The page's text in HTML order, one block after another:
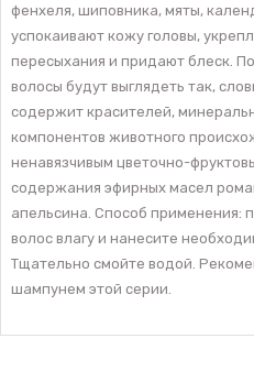
фенхеля, шиповника, мяты,
успокаивают кожу головы,
пересыхания и придают блеск.
волосы будут выглядеть так,
содержит красителей,
компонентов животного
ненавязчивым цветочно-
содержания эфирных масел
апельсина. Способ применения:
волос влагу и нанесите
Тщательно смойте водой.
шампунем этой серии.